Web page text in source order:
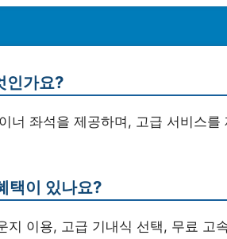
인가요?
너 좌석을 제공하며, 고급 서비스를
택이 있나요?
지 이용, 고급 기내식 선택, 무료 고